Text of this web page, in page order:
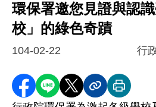
環保署邀您見證與認
校」的綠色奇蹟
104-02-22 行
分享至 Facebook
分享到 LINE
分享到 X分享內容連結
列印本頁